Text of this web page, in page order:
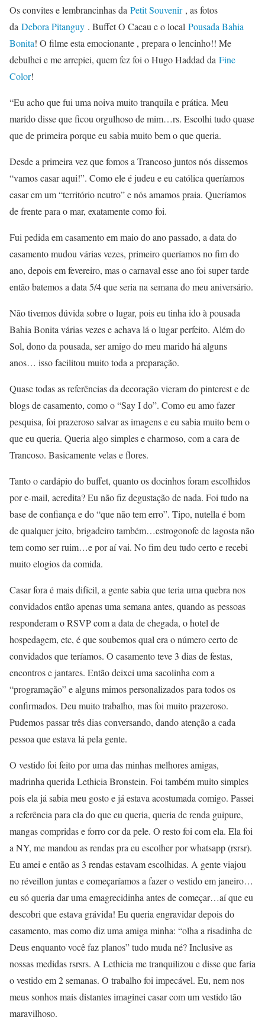
Os convites e lembrancinhas da Petit Souvenir , as fotos
da Debora Pitanguy . Buffet O Cacau e o local Pousada Bahia
Bonita! O filme esta emocionante , prepara o lencinho!! Me
debulhei e me arrepiei, quem fez foi o Hugo Haddad da Fine
Color!
“Eu acho que fui uma noiva muito tranquila e prática. Meu
marido disse que ficou orgulhoso de mim…rs. Escolhi tudo quase
que de primeira porque eu sabia muito bem o que queria.
Desde a primeira vez que fomos a Trancoso juntos nós dissemos
“vamos casar aqui!”. Como ele é judeu e eu católica queríamos
casar em um “território neutro” e nós amamos praia. Queríamos
de frente para o mar, exatamente como foi.
Fui pedida em casamento em maio do ano passado, a data do
casamento mudou várias vezes, primeiro queríamos no fim do
ano, depois em fevereiro, mas o carnaval esse ano foi super tarde
então batemos a data 5/4 que seria na semana do meu aniversário.
Não tivemos dúvida sobre o lugar, pois eu tinha ido à pousada
Bahia Bonita várias vezes e achava lá o lugar perfeito. Além do
Sol, dono da pousada, ser amigo do meu marido há alguns
anos… isso facilitou muito toda a preparação.
Quase todas as referências da decoração vieram do pinterest e de
blogs de casamento, como o “Say I do”. Como eu amo fazer
pesquisa, foi prazeroso salvar as imagens e eu sabia muito bem o
que eu queria. Queria algo simples e charmoso, com a cara de
Trancoso. Basicamente velas e flores.
Tanto o cardápio do buffet, quanto os docinhos foram escolhidos
por e-mail, acredita? Eu não fiz degustação de nada. Foi tudo na
base de confiança e do “que não tem erro”. Tipo, nutella é bom
de qualquer jeito, brigadeiro também…estrogonofe de lagosta não
tem como ser ruim…e por aí vai. No fim deu tudo certo e recebi
muito elogios da comida.
Casar fora é mais difícil, a gente sabia que teria uma quebra nos
convidados então apenas uma semana antes, quando as pessoas
responderam o RSVP com a data de chegada, o hotel de
hospedagem, etc, é que soubemos qual era o número certo de
convidados que teríamos. O casamento teve 3 dias de festas,
encontros e jantares. Então deixei uma sacolinha com a
“programação” e alguns mimos personalizados para todos os
confirmados. Deu muito trabalho, mas foi muito prazeroso.
Pudemos passar três dias conversando, dando atenção a cada
pessoa que estava lá pela gente.
O vestido foi feito por uma das minhas melhores amigas,
madrinha querida Lethicia Bronstein. Foi também muito simples
pois ela já sabia meu gosto e já estava acostumada comigo. Passei
a referência para ela do que eu queria, queria de renda guipure,
mangas compridas e forro cor da pele. O resto foi com ela. Ela foi
a NY, me mandou as rendas pra eu escolher por whatsapp (rsrsr).
Eu amei e então as 3 rendas estavam escolhidas. A gente viajou
no réveillon juntas e começaríamos a fazer o vestido em janeiro…
eu só queria dar uma emagrecidinha antes de começar…aí que eu
descobri que estava grávida! Eu queria engravidar depois do
casamento, mas como diz uma amiga minha: “olha a risadinha de
Deus enquanto você faz planos” tudo muda né? Inclusive as
nossas medidas rsrsrs. A Lethicia me tranquilizou e disse que faria
o vestido em 2 semanas. O trabalho foi impecável. Eu, nem nos
meus sonhos mais distantes imaginei casar com um vestido tão
maravilhoso.